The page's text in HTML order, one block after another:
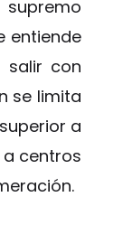
supremo
entiende
salir con
se limita
a
centros